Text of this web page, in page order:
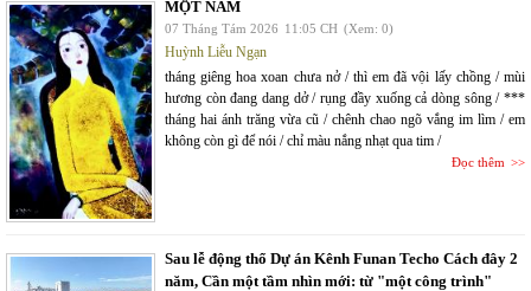
MỘT NĂM
07 Tháng Tám 2026 11:05 CH (Xem: 0)
Huỳnh Liễu Ngạn
tháng giêng hoa xoan chưa nở / thì em đã vội lấy chồng / mùi
hương còn đang dang dở / rụng đầy xuống cả dòng sông / ***
tháng hai ánh trăng vừa cũ / chênh chao ngõ vắng im lìm / em
không còn gì để nói / chỉ màu nắng nhạt qua tim /
Đọc thêm
Sau lễ động thổ Dự án Kênh Funan Techo Cách đây 2
năm, Cần một tầm nhìn mới: từ "một công trình"